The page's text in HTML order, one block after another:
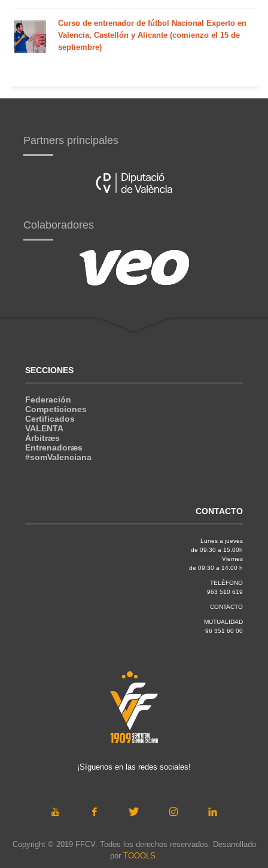
Curso de entrenador de fútbol Nacional Experto en
Valencia, Castellón y Alicante (comienzo el 15 de
septiembre)
Partners principales
Colaboradores
SECCIONES
Federación
Competiciones
Certificados
VALENTA
Árbitræs
Entrenadoræs
#somValenciana
CONTACTO
Lunes a jueves
de 09:30 a 15.00h
Viernes
de 09:30 a 14.00 h
TELÉFONO
963 510 619
CONTACTO
MUTUALIDAD
96 351 60 00
¡Síguenos en las redes sociales!
Copyright © 2019 FFCV. Todos los derechos reservados. Desarrollado
por TOOOLS